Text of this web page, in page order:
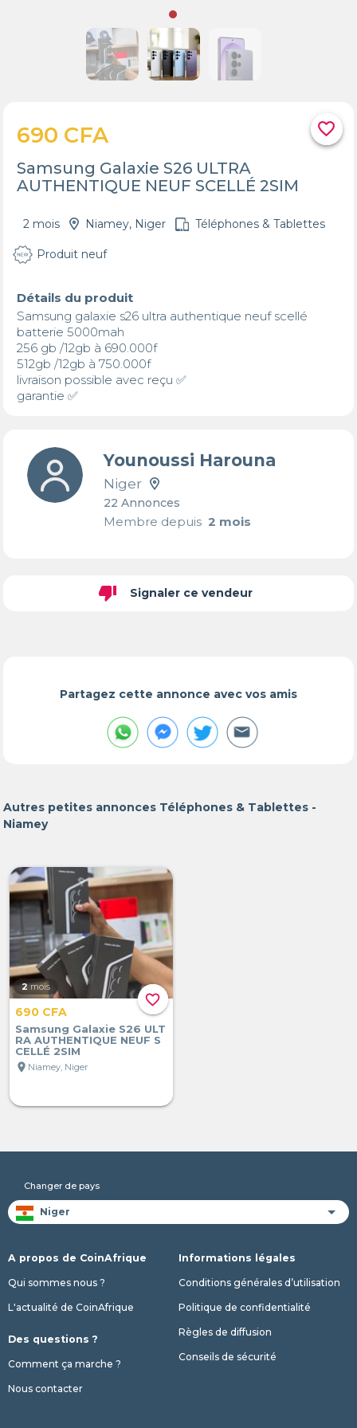
favorite_border
690 CFA
Samsung Galaxie S26 ULTRA
AUTHENTIQUE NEUF SCELLÉ 2SIM
2 mois Niamey, Niger Téléphones & Tablettes
Produit neuf
Détails du produit
Samsung galaxie s26 ultra authentique neuf scellé
batterie 5000mah
256 gb /12gb à 690.000f
512gb /12gb à 750.000f
livraison possible avec reçu ✅
garantie ✅
Younoussi Harouna
Niger
22 Annonces
Membre depuis2 mois
thumb_down Signaler ce vendeur
Partagez cette annonce avec vos amis
Autres petites annonces Téléphones & Tablettes -
Niamey
favorite_border
2 mois
690 CFA
Samsung Galaxie S26 ULT
RA AUTHENTIQUE NEUF S
CELLÉ 2SIM
location_on Niamey, Niger
Changer de pays
A propos de CoinAfrique
Qui sommes nous ?
L'actualité de CoinAfrique
Des questions ?
Comment ça marche ?
Nous contacter
Informations légales
Conditions générales d’utilisation
Politique de confidentialité
Règles de diffusion
Conseils de sécurité